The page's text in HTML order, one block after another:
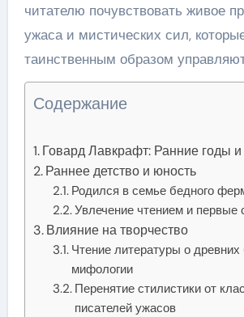
читателю почувствовать живое
ужаса и мистических сил,
таинственным образом
Содержание
Говард Лавкрафт: Ранние годы
Раннее детство и юность
Родился в семье бедного
Увлечение чтением и первые
Влияние на творчество
Чтение литературы о древних
мифологии
Перенятие стилистики от
писателей ужасов